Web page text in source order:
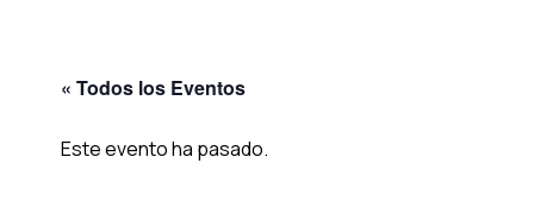
« Todos los Eventos
Este evento ha pasado.